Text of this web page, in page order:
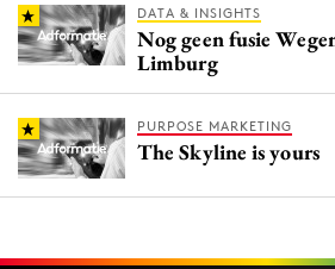
DATA & INSIGHTS
Nog geen fusie
Limburg
PURPOSE MARKETING
The Skyline is yours